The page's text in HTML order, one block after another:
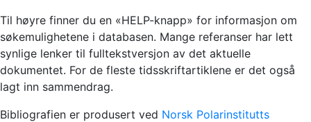
Til høyre finner du en «HELP-knapp» for informasjon om
søkemulighetene i databasen. Mange referanser har lett
synlige lenker til fulltekstversjon av det aktuelle
dokumentet. For de fleste tidsskriftartiklene er det også
lagt inn sammendrag.
Bibliografien er produsert ved Norsk Polarinstitutts